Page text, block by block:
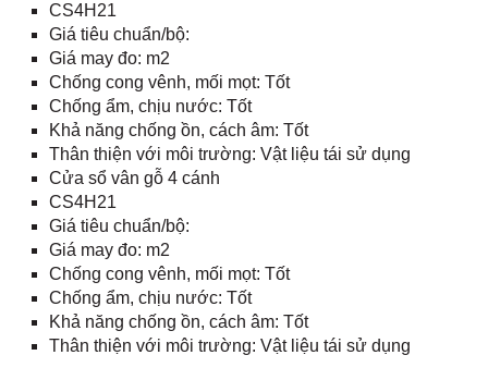
CS4H21
Giá tiêu chuẩn/bộ:
Giá may đo: m2
Chống cong vênh, mối mọt: Tốt
Chống ẩm, chịu nước: Tốt
Khả năng chống ồn, cách âm: Tốt
Thân thiện với môi trường: Vật liệu tái sử dụng
Cửa sổ vân gỗ 4 cánh
CS4H21
Giá tiêu chuẩn/bộ:
Giá may đo: m2
Chống cong vênh, mối mọt: Tốt
Chống ẩm, chịu nước: Tốt
Khả năng chống ồn, cách âm: Tốt
Thân thiện với môi trường: Vật liệu tái sử dụng